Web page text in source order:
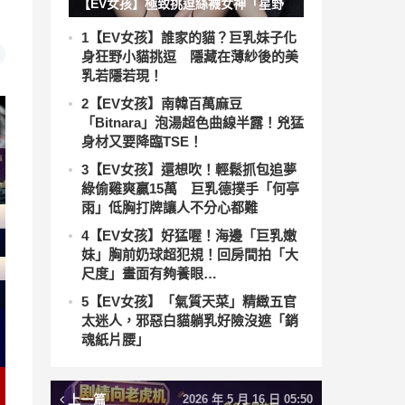
【EV女孩】極致挑逗絲襪女神「星野
優」銷魂胴體若隱若現 扭腰擺臀極致
勾引畫面香豔刺激又火辣
1 【EV女孩】誰家的貓？巨乳妹子化
身狂野小貓挑逗 隱藏在薄紗後的美
乳若隱若現！
2 【EV女孩】南韓百萬麻豆
「Bitnara」泡湯超色曲線半露！兇猛
身材又要降臨TSE！
3 【EV女孩】還想吹！輕鬆抓包追夢
綠偷雞爽贏15萬 巨乳德撲手「何亭
雨」低胸打牌讓人不分心都難
4【EV女孩】好猛喔！海邊「巨乳嫩
妹」胸前奶球超犯規！回房間拍「大
尺度」畫面有夠養眼…
5 【EV女孩】「氣質天菜」精緻五官
太迷人，邪惡白貓躺乳好險沒遮「銷
魂紙片腰」
上一篇 2026 年 5 月 16 日 05:50